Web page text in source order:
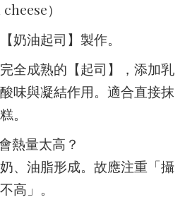
）
奶油起司】製作。
全成熟的【起司】，添加乳
味與凝結作用。適合直接抹
。
熱量太高？
、油脂形成。故應注重「攝
高」。